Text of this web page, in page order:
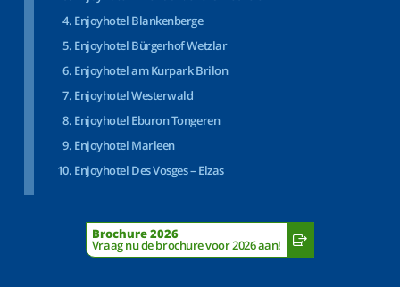
Enjoyhotel Blankenberge
Enjoyhotel Bürgerhof Wetzlar
Enjoyhotel am Kurpark Brilon
Enjoyhotel Westerwald
Enjoyhotel Eburon Tongeren
Enjoyhotel Marleen
Enjoyhotel Des Vosges – Elzas
Brochure 2026
Vraag nu de brochure voor 2026 aan!